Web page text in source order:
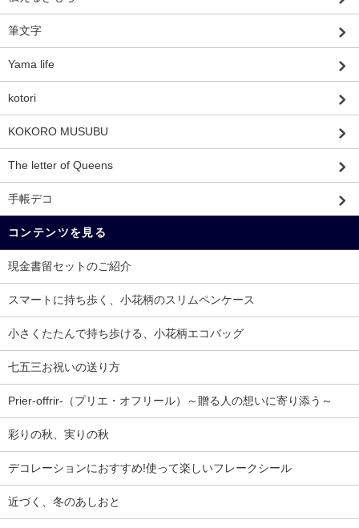
筆文字
Yama life
kotori
KOKORO MUSUBU
The letter of Queens
手帳デコ
コンテンツを見る
現金書留セットのご紹介
スマートに持ち歩く、小花柄のスリムペンケース
小さくたたんで持ち歩ける、小花柄エコバッグ
七五三お祝いの送り方
Prier-offrir-（プリエ・オフリール）～贈る人の想いに寄り添う～
彩りの秋、実りの秋
デコレーションにおすすめ!使って楽しいフレークシール
近づく、冬のあしおと